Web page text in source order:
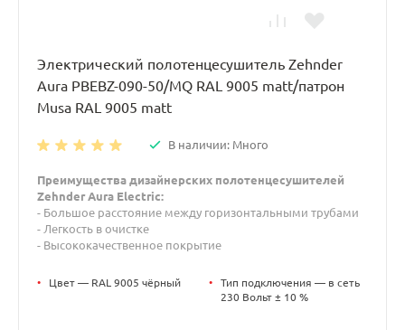
Электрический полотенцесушитель Zehnder
Aura PBEBZ-090-50/MQ RAL 9005 matt/патрон
Musa RAL 9005 matt
В наличии: Много
Преимущества дизайнерских полотенцесушителей
Zehnder Aura Electric:
- Большое расстояние между горизонтальными трубами
- Легкость в очистке
- Высококачественное покрытие
• Цвет — RAL 9005 чёрный •
Тип подключения — в сеть
230 Вольт ± 10 %